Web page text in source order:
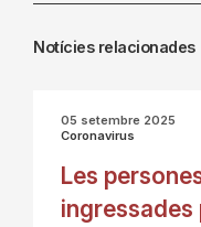
Notícies relacionades
05 setembre 2025
Coronavirus
Les
ingressades